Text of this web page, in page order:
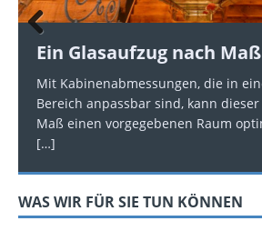
Ein Glasaufzug nach
Mit Kabinenabmessungen, die in
Bereich anpassbar sind, kann
Maß einen vorgegebenen Raum
[…]
Prev
WAS WIR FÜR SIE TUN KÖNNEN